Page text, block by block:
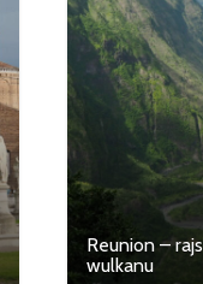
Reunion –
wulkanu